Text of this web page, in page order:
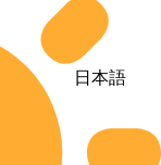
日本語